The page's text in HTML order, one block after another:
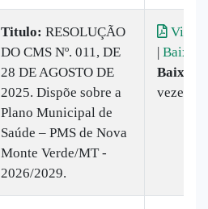
Titulo: RESOLUÇÃO
DO CMS Nº. 011, DE
28 DE AGOSTO DE
2025. Dispõe sobre a
Plano Municipal de
Saúde – PMS de Nova
Monte Verde/MT -
2026/2029.
| Baixar
vezes